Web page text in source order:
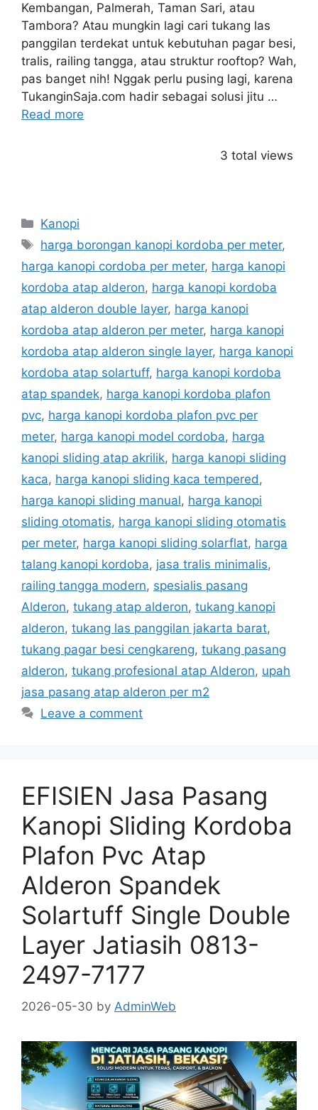
Kembangan, Palmerah, Taman Sari, atau
Tambora? Atau mungkin lagi cari tukang las
panggilan terdekat untuk kebutuhan pagar besi,
tralis, railing tangga, atau struktur rooftop? Wah,
pas banget nih! Nggak perlu pusing lagi, karena
TukanginSaja.com hadir sebagai solusi jitu …
Read more
3 total views
Categories
Kanopi
Tags
harga borongan kanopi kordoba per meter,
harga kanopi cordoba per meter, harga kanopi
kordoba atap alderon, harga kanopi kordoba
atap alderon double layer, harga kanopi
kordoba atap alderon per meter, harga kanopi
kordoba atap alderon single layer, harga kanopi
kordoba atap solartuff, harga kanopi kordoba
atap spandek, harga kanopi kordoba plafon
pvc, harga kanopi kordoba plafon pvc per
meter, harga kanopi model cordoba, harga
kanopi sliding atap akrilik, harga kanopi sliding
kaca, harga kanopi sliding kaca tempered,
harga kanopi sliding manual, harga kanopi
sliding otomatis, harga kanopi sliding otomatis
per meter, harga kanopi sliding solarflat, harga
talang kanopi kordoba, jasa tralis minimalis,
railing tangga modern, spesialis pasang
Alderon, tukang atap alderon, tukang kanopi
alderon, tukang las panggilan jakarta barat,
tukang pagar besi cengkareng, tukang pasang
alderon, tukang profesional atap Alderon, upah
jasa pasang atap alderon per m2
Leave a comment
EFISIEN Jasa Pasang
Kanopi Sliding Kordoba
Plafon Pvc Atap
Alderon Spandek
Solartuff Single Double
Layer Jatiasih 0813-
2497-7177
2026-05-30 by AdminWeb